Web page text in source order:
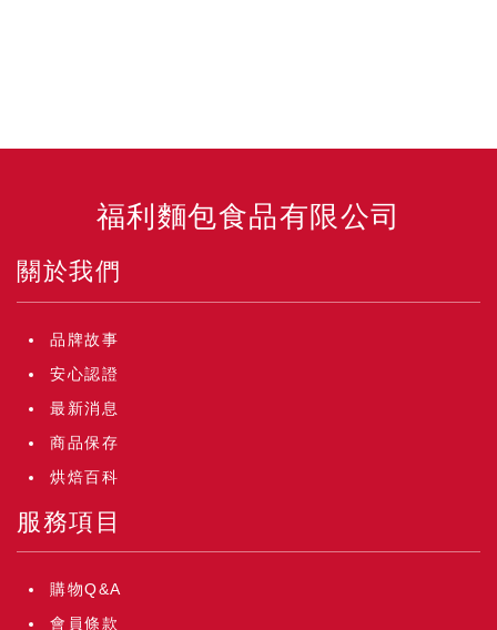
福利麵包食品有限公司
關於我們
品牌故事
安心認證
最新消息
商品保存
烘焙百科
服務項目
購物Q&A
會員條款